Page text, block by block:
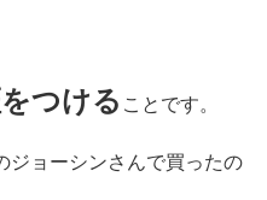
つける ことです。
ジョーシンさんで買ったの